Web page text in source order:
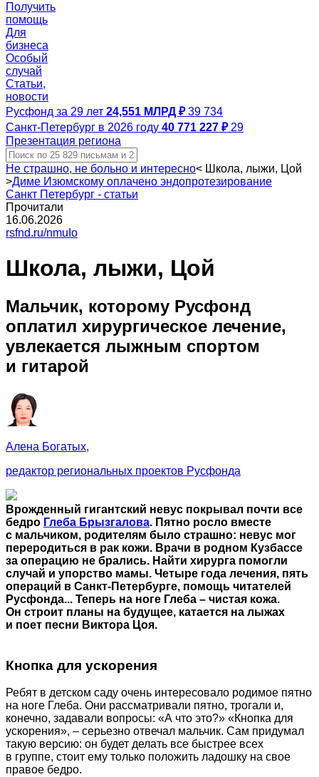
Получить
помощь
Для
бизнеса
Особый
случай
Статьи,
новости
Русфонд за 29 лет 24,551 МЛРД ₽ 39 734
Санкт-Петербург в 2026 году 40 771 227 ₽ 29
Презентация региона
Не страшно, не больно и интересно< Школа, лыжи, Цой
>Диме Изюмскому оплачено эндопротезирование
Санкт Петербург - статьи
Прочитали
16.06.2026
rsfnd.ru/nmuIo
Школа, лыжи, Цой
Мальчик, которому Русфонд
оплатил хирургическое лечение,
увлекается лыжным спортом
и гитарой
Алена Богатых,
редактор региональных проектов Русфонда
Врожденный гигантский невус покрывал почти все
бедро Глеба Брызгалова. Пятно росло вместе
с мальчиком, родителям было страшно: невус мог
переродиться в рак кожи. Врачи в родном Кузбассе
за операцию не брались. Найти хирурга помогли
случай и упорство мамы. Четыре года лечения, пять
операций в Санкт-Петербурге, помощь читателей
Русфонда... Теперь на ноге Глеба – чистая кожа.
Он строит планы на будущее, катается на лыжах
и поет песни Виктора Цоя.
Кнопка для ускорения
Ребят в детском саду очень интересовало родимое пятно
на ноге Глеба. Они рассматривали пятно, трогали и,
конечно, задавали вопросы: «А что это?» «Кнопка для
ускорения», – серьезно отвечал мальчик. Сам придумал
такую версию: он будет делать все быстрее всех
в группе, стоит ему только положить ладошку на свое
правое бедро.